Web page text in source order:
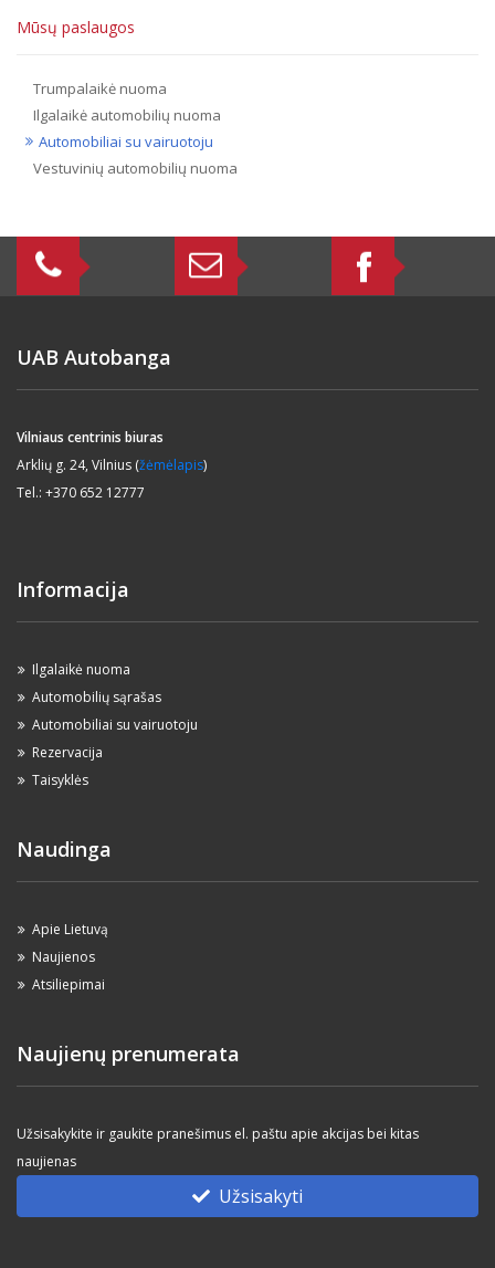
Mūsų paslaugos
Trumpalaikė nuoma
Ilgalaikė automobilių nuoma
Automobiliai su vairuotoju
Vestuvinių automobilių nuoma
UAB Autobanga
Vilniaus centrinis biuras
Arklių g. 24, Vilnius (žėmėlapis)
Tel.: +370 652 12777
Informacija
Ilgalaikė nuoma
Automobilių sąrašas
Automobiliai su vairuotoju
Rezervacija
Taisyklės
Naudinga
Apie Lietuvą
Naujienos
Atsiliepimai
Naujienų prenumerata
Užsisakykite ir gaukite pranešimus el. paštu apie akcijas bei kitas
naujienas
Užsisakyti